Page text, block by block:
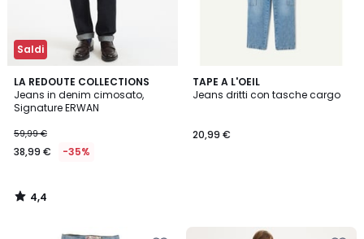
Saldi
LA REDOUTE COLLECTIONS
Jeans in denim cimosato,
Signature ERWAN
59,99 €
38,99 € -35%
4,4
/ 5
4,4
/
TAPE A L'OEIL
Jeans dritti con tasche cargo
20,99 €